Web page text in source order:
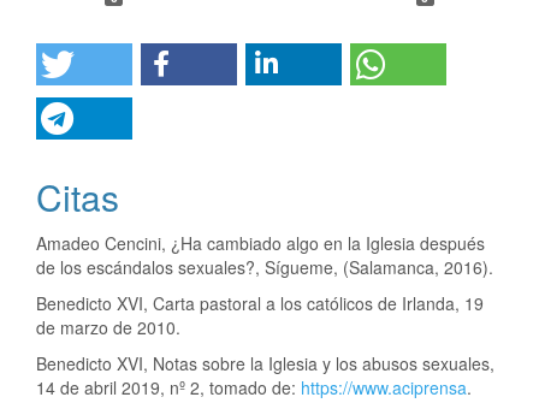
Citas
Amadeo Cencini, ¿Ha cambiado algo en la Iglesia después
de los escándalos sexuales?, Sígueme, (Salamanca, 2016).
Benedicto XVI, Carta pastoral a los católicos de Irlanda, 19
de marzo de 2010.
Benedicto XVI, Notas sobre la Iglesia y los abusos sexuales,
14 de abril 2019, nº 2, tomado de: https://www.aciprensa.